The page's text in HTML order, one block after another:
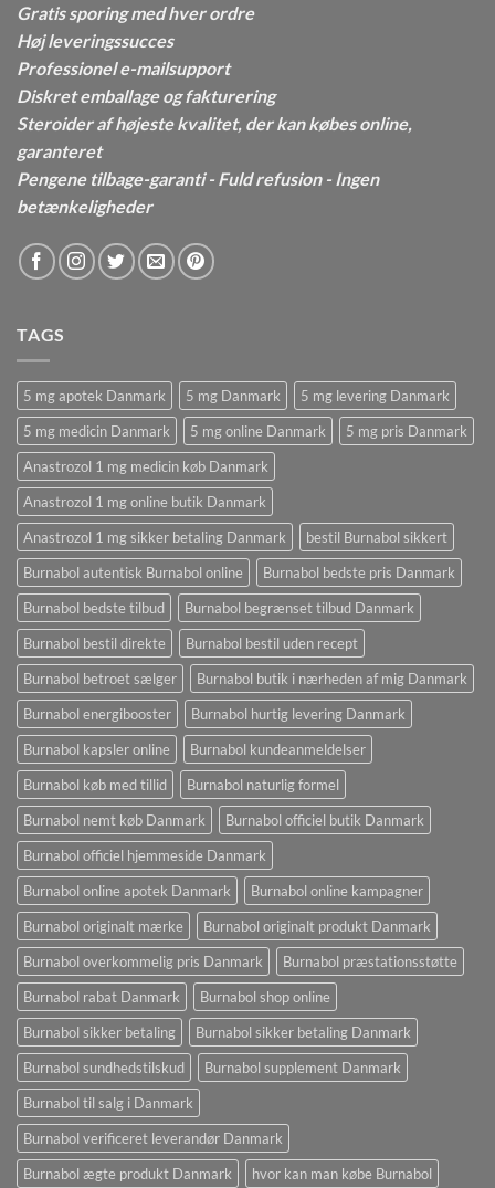
Gratis sporing med hver ordre
Høj leveringssucces
Professionel e-mailsupport
Diskret emballage og fakturering
Steroider af højeste kvalitet, der kan købes online,
garanteret
Pengene tilbage-garanti - Fuld refusion - Ingen
betænkeligheder
TAGS
5 mg apotek Danmark 5 mg Danmark
5 mg levering Danmark
5 mg medicin Danmark
5 mg online Danmark
5 mg pris Danmark
Anastrozol 1 mg medicin køb Danmark
Anastrozol 1 mg online butik Danmark
Anastrozol 1 mg sikker betaling Danmark
bestil Burnabol sikkert
Burnabol autentisk Burnabol online
Burnabol bedste pris Danmark
Burnabol bedste tilbud
Burnabol begrænset tilbud Danmark
Burnabol bestil direkte
Burnabol bestil uden recept
Burnabol betroet sælger
Burnabol butik i nærheden af ​​mig Danmark
Burnabol energibooster
Burnabol hurtig levering Danmark
Burnabol kapsler online
Burnabol kundeanmeldelser
Burnabol køb med tillid
Burnabol naturlig formel
Burnabol nemt køb Danmark
Burnabol officiel butik Danmark
Burnabol officiel hjemmeside Danmark
Burnabol online apotek Danmark
Burnabol online kampagner
Burnabol originalt mærke
Burnabol originalt produkt Danmark
Burnabol overkommelig pris Danmark
Burnabol præstationsstøtte
Burnabol rabat Danmark
Burnabol shop online
Burnabol sikker betaling
Burnabol sikker betaling Danmark
Burnabol sundhedstilskud
Burnabol supplement Danmark
Burnabol til salg i Danmark
Burnabol verificeret leverandør Danmark
Burnabol ægte produkt Danmark
hvor kan man købe Burnabol